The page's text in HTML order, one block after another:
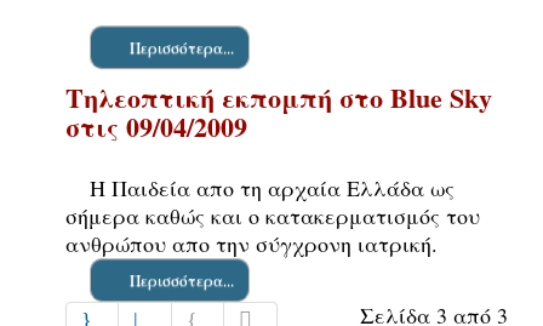
Περισσότερα...
Τηλεοπτική εκπομπή στο Blue Sky
στις 09/04/2009
Η Παιδεία απο τη αρχαία Ελλάδα ως
σήμερα καθώς και ο κατακερματισμός του
ανθρώπου απο την σύγχρονη ιατρική.
Περισσότερα...
Σελίδα 3 από 3